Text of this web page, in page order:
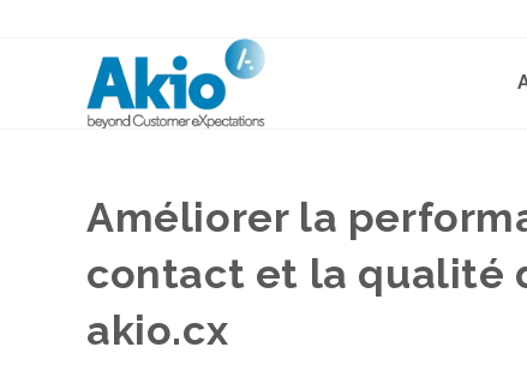
Améliorer la
contact et la qualité
akio.cx